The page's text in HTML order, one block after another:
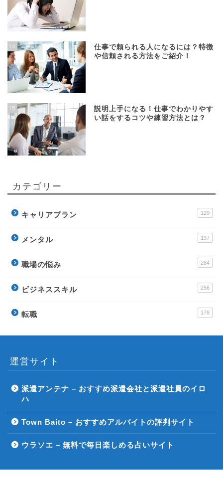
14
仕事で頼られる人になるには？特徴
や信頼される方法をご紹介！
15
説明上手になる！仕事でわかりやす
い話をするコツや練習方法とは？
カテゴリー
キャリアプラン 129
メンタル 137
職場の悩み 284
ビジネススキル 256
転職 178
運営サイト
派遣アンテナ – おすすめ派遣会社と派遣社員のイロ
ハ
Town Baito – おすすめアルバイトの評判サイト
ウラソエ – 無料で毎日楽しめる占いサイト